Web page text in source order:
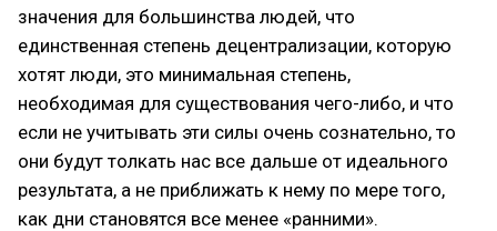
значения для большинства людей, что
единственная степень децентрализации, которую
хотят люди, это минимальная степень,
необходимая для существования чего-либо, и что
если не учитывать эти силы очень сознательно, то
они будут толкать нас все дальше от идеального
результата, а не приближать к нему по мере того,
как дни становятся все менее «ранними».